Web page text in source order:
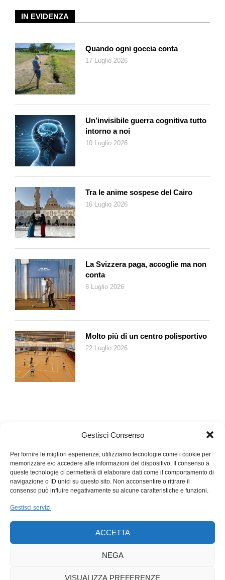
Gestisci Consenso
Per fornire le migliori esperienze, utilizziamo tecnologie come i cookie per
memorizzare e/o accedere alle informazioni del dispositivo. Il consenso a
queste tecnologie ci permetterà di elaborare dati come il comportamento di
navigazione o ID unici su questo sito. Non acconsentire o ritirare il
consenso può influire negativamente su alcune caratteristiche e funzioni.
Gestisci servizi
ACCETTA
NEGA
VISUALIZZA PREFERENZE
IN EVIDENZA
Quando ogni goccia conta
17 Luglio 2026
Un’invisibile guerra cognitiva tutto
intorno a noi
10 Luglio 2026
Tra le anime sospese del Cairo
16 Luglio 2026
La Svizzera paga, accoglie ma non
conta
8 Luglio 2026
Molto più di un centro polisportivo
22 Luglio 2026